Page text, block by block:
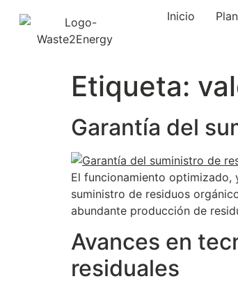
Inicio
Etiqueta:
Garantía del
El funcionamiento optimizado,
suministro de residuos
abundante producción de
Avances en
residuales